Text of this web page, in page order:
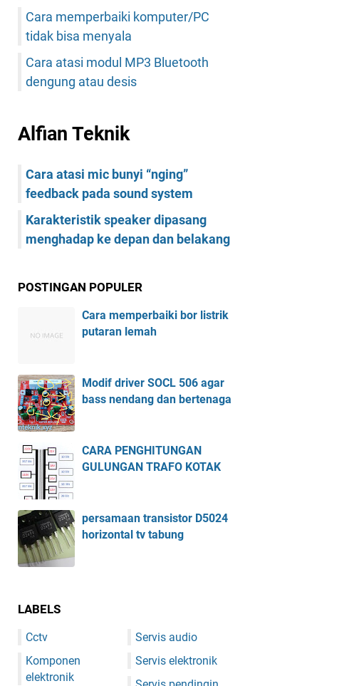
Cara memperbaiki komputer/PC
tidak bisa menyala
Cara atasi modul MP3 Bluetooth
dengung atau desis
Alfian Teknik
Cara atasi mic bunyi “nging”
feedback pada sound system
Karakteristik speaker dipasang
menghadap ke depan dan belakang
POSTINGAN POPULER
Cara memperbaiki bor listrik
putaran lemah
Modif driver SOCL 506 agar
bass nendang dan bertenaga
CARA PENGHITUNGAN
GULUNGAN TRAFO KOTAK
persamaan transistor D5024
horizontal tv tabung
LABELS
Cctv
Komponen
elektronik
Servis audio
Servis elektronik